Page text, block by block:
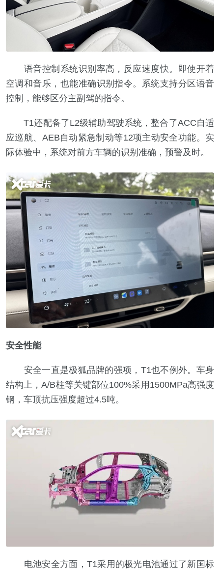
语音控制系统识别率高，反应速度快。即使开着
空调和音乐，也能准确识别指令。系统支持分区语音
控制，能够区分主副驾的指令。
T1还配备了L2级辅助驾驶系统，整合了ACC自适
应巡航、AEB自动紧急制动等12项主动安全功能。实
际体验中，系统对前方车辆的识别准确，预警及时。
安全性能
安全一直是极狐品牌的强项，T1也不例外。车身
结构上，A/B柱等关键部位100%采用1500MPa高强度
钢，车顶抗压强度超过4.5吨。
电池安全方面，T1采用的极光电池通过了新国标